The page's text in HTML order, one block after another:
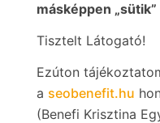
másképpen
Tisztelt Látogató!
Ezúton
a seobenefit.hu
(Benefi Krisztina